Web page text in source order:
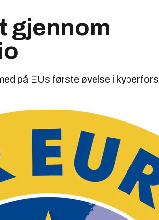
gjennom
på EUs første øvelse i